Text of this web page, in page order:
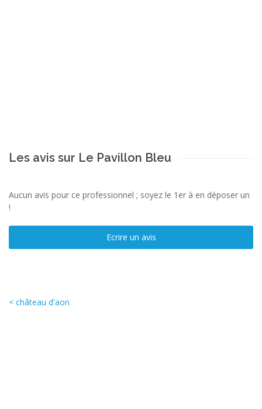
Les avis sur Le Pavillon Bleu
Aucun avis pour ce professionnel ; soyez le 1er à en déposer un
!
Ecrire un avis
< château d'aon